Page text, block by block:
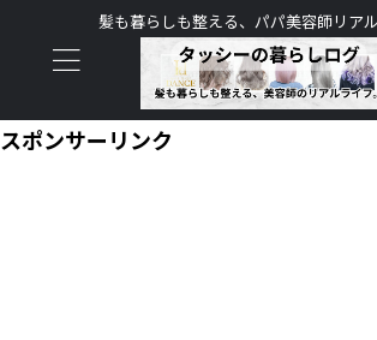
髪も暮らしも整える、パパ美容師リアル
スポンサーリンク